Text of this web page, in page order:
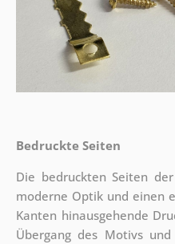
Bedruckte Seiten
Die bedruckten Seiten
moderne Optik und einen
Kanten hinausgehende
Übergang des Motivs